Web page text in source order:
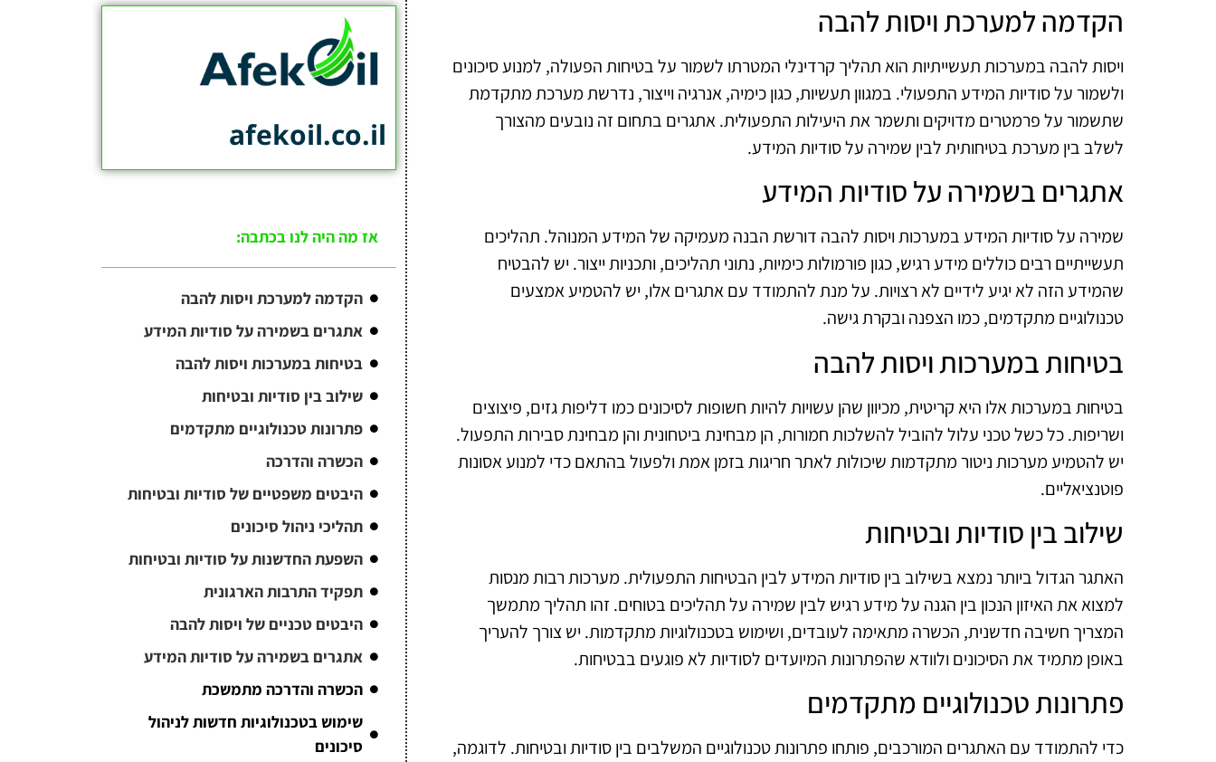
הקדמה למערכת ויסות להבה
ויסות להבה במערכות תעשייתיות הוא תהליך קרדינלי המטרתו לשמור על בטיחות הפעולה, למנוע סיכונים
ולשמור על סודיות המידע התפעולי. במגוון תעשיות, כגון כימיה, אנרגיה וייצור, נדרשת מערכת מתקדמת
שתשמור על פרמטרים מדויקים ותשמר את היעילות התפעולית. אתגרים בתחום זה נובעים מהצורך
לשלב בין מערכת בטיחותית לבין שמירה על סודיות המידע.
אתגרים בשמירה על סודיות המידע
שמירה על סודיות המידע במערכות ויסות להבה דורשת הבנה מעמיקה של המידע המנוהל. תהליכים
תעשייתיים רבים כוללים מידע רגיש, כגון פורמולות כימיות, נתוני תהליכים, ותכניות ייצור. יש להבטיח
שהמידע הזה לא יגיע לידיים לא רצויות. על מנת להתמודד עם אתגרים אלו, יש להטמיע אמצעים
טכנולוגיים מתקדמים, כמו הצפנה ובקרת גישה.
בטיחות במערכות ויסות להבה
בטיחות במערכות אלו היא קריטית, מכיוון שהן עשויות להיות חשופות לסיכונים כמו דליפות גזים, פיצוצים
ושריפות. כל כשל טכני עלול להוביל להשלכות חמורות, הן מבחינת ביטחונית והן מבחינת סבירות התפעול.
יש להטמיע מערכות ניטור מתקדמות שיכולות לאתר חריגות בזמן אמת ולפעול בהתאם כדי למנוע אסונות
פוטנציאליים.
שילוב בין סודיות ובטיחות
האתגר הגדול ביותר נמצא בשילוב בין סודיות המידע לבין הבטיחות התפעולית. מערכות רבות מנסות
למצוא את האיזון הנכון בין הגנה על מידע רגיש לבין שמירה על תהליכים בטוחים. זהו תהליך מתמשך
המצריך חשיבה חדשנית, הכשרה מתאימה לעובדים, ושימוש בטכנולוגיות מתקדמות. יש צורך להעריך
באופן מתמיד את הסיכונים ולוודא שהפתרונות המיועדים לסודיות לא פוגעים בבטיחות.
פתרונות טכנולוגיים מתקדמים
כדי להתמודד עם האתגרים המורכבים, פותחו פתרונות טכנולוגיים המשלבים בין סודיות ובטיחות. לדוגמה,
afekoil.co.il
אז מה היה לנו בכתבה:
הקדמה למערכת ויסות להבה
אתגרים בשמירה על סודיות המידע
בטיחות במערכות ויסות להבה
שילוב בין סודיות ובטיחות
פתרונות טכנולוגיים מתקדמים
הכשרה והדרכה
היבטים משפטיים של סודיות ובטיחות
תהליכי ניהול סיכונים
השפעת החדשנות על סודיות ובטיחות
תפקיד התרבות הארגונית
היבטים טכניים של ויסות להבה
אתגרים בשמירה על סודיות המידע
הכשרה והדרכה מתמשכת
שימוש בטכנולוגיות חדשות לניהול
סיכונים